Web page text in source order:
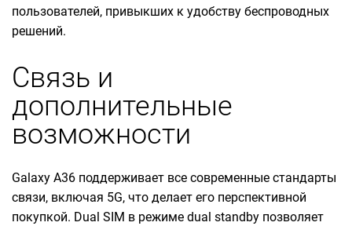
пользователей, привыкших к удобству беспроводных
решений.
Связь и
дополнительные
возможности
Galaxy A36 поддерживает все современные стандарты
связи, включая 5G, что делает его перспективной
покупкой. Dual SIM в режиме dual standby позволяет